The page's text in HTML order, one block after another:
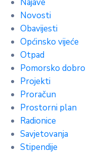
Najave
Novosti
Obavijesti
Općinsko vijeće
Otpad
Pomorsko dobro
Projekti
Proračun
Prostorni plan
Radionice
Savjetovanja
Stipendije